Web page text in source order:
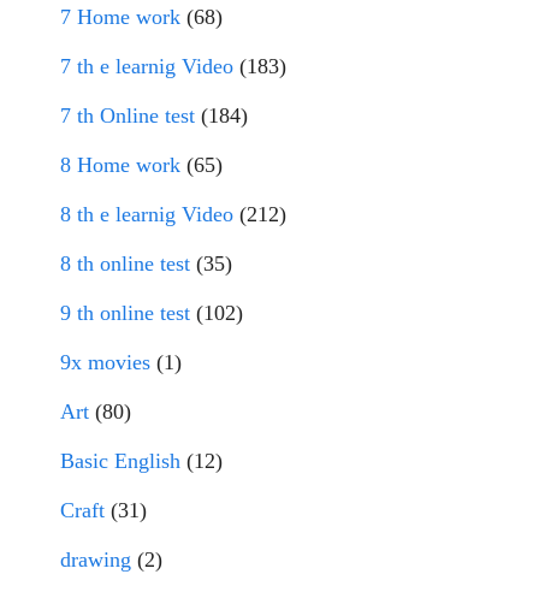
7 Home work (68)
7 th e learnig Video (183)
7 th Online test (184)
8 Home work (65)
8 th e learnig Video (212)
8 th online test (35)
9 th online test (102)
9x movies (1)
Art (80)
Basic English (12)
Craft (31)
drawing (2)